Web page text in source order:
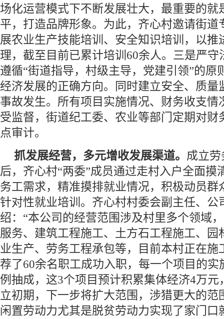
场化运营模式下不断发展壮大，最重要的就
平，打造品牌形象。为此，齐心村邀请街道
展农业生产技能培训、安全知识培训，以推
理，截至目前已累计培训60余人。三是严
遵循“街道指导，村级主导，党建引领”的原
经济发展的正确方向。同时建立安全、质量
事故发生。所有项目实施情况、财务收支情
受监督，街道纪工委、农业等部门定期对财
点审计。
抓发展经营，多元增收发展渠道。 成立
后，齐心村“两委”成员通过走村入户全面摸
务工需求，精准摸排就业情况，积极动员群
针对性就业培训。齐心村村委会副主任、公
绍：“本公司的经营范围涉及村里多个领域
服务、建筑工程施工、土方石工程施工、园
业生产、劳务工程承包等，目前本村正在施
荐了60余名职工成功入职，每一个项目的实
例抽成，这3个项目预计积累集体经济4万
立初期，下一步将扩大范围，涉猎更大的范
闲置劳动力尤其是脱贫劳动力实现了家门口